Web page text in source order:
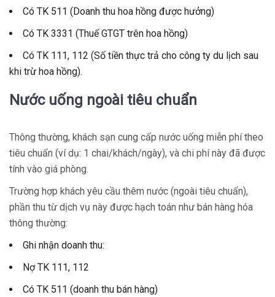
Có TK 511 (Doanh thu hoa hồng được hưởng)
Có TK 3331 (Thuế GTGT trên hoa hồng)
Có TK 111, 112 (Số tiền thực trả cho công ty du lịch sau
khi trừ hoa hồng).
Nước uống ngoài tiêu chuẩn
Thông thường, khách sạn cung cấp nước uống miễn phí theo
tiêu chuẩn (ví dụ: 1 chai/khách/ngày), và chi phí này đã được
tính vào giá phòng.
Trường hợp khách yêu cầu thêm nước (ngoài tiêu chuẩn),
phần thu từ dịch vụ này được hạch toán như bán hàng hóa
thông thường:
Ghi nhận doanh thu:
Nợ TK 111, 112
Có TK 511 (doanh thu bán hàng)